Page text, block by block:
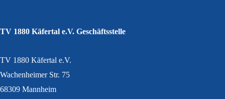
TV 1880 Käfertal e.V. Geschäftsstelle
TV 1880 Käfertal e.V.
Wachenheimer Str. 75
68309 Mannheim